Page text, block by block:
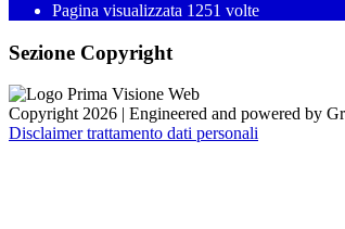
Pagina visualizzata 1251 volte
Sezione Copyright
Copyright 2026 | Engineered and powered by
Disclaimer trattamento dati personali